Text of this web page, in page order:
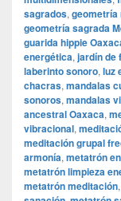
sagrados, geometría
geometría sagrada
guarida hippie
energética, jardín de
laberinto sonoro, luz
chacras, mandalas
sonoros, mandalas
ancestral Oaxaca,
vibracional,
meditación grupal
armonía, metatrón
metatrón limpieza
metatrón meditación,